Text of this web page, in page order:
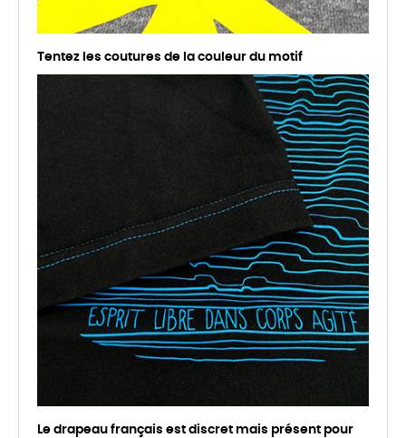
Tentez les coutures de la couleur du motif
Le drapeau français est discret mais présent pour